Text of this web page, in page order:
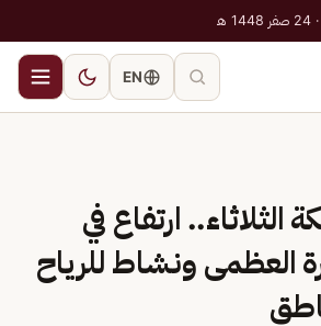
EN
ارتفاع في
العظمى ونشاط للرياح